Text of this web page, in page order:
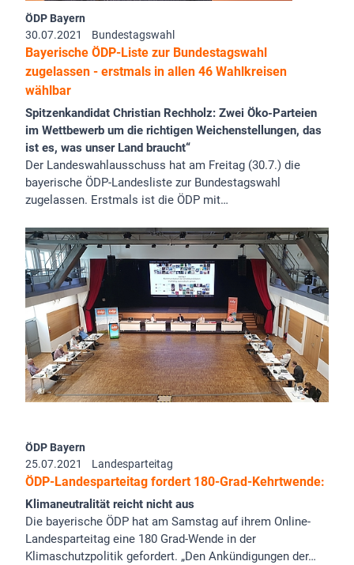
ÖDP Bayern
30.07.2021
Bundestagswahl
Bayerische ÖDP-Liste zur Bundestagswahl
zugelassen - erstmals in allen 46 Wahlkreisen
wählbar
Spitzenkandidat Christian Rechholz: Zwei Öko-Parteien
im Wettbewerb um die richtigen Weichenstellungen, das
ist es, was unser Land braucht“
Der Landeswahlausschuss hat am Freitag (30.7.) die
bayerische ÖDP-Landesliste zur Bundestagswahl
zugelassen. Erstmals ist die ÖDP mit…
ÖDP Bayern
25.07.2021
Landesparteitag
ÖDP-Landesparteitag fordert 180-Grad-Kehrtwende:
Klimaneutralität reicht nicht aus
Die bayerische ÖDP hat am Samstag auf ihrem Online-
Landesparteitag eine 180 Grad-Wende in der
Klimaschutzpolitik gefordert. „Den Ankündigungen der…